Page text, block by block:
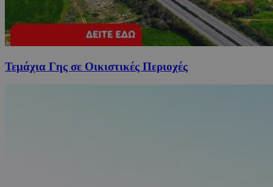
Τεμάχια Γης σε Οικιστικές Περιοχές